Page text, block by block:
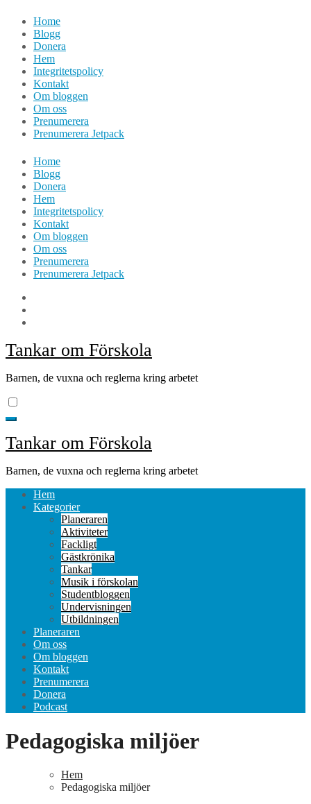
Hoppa
innehåll
Home
Blogg
Donera
Hem
Integritetspolicy
Kontakt
Om bloggen
Om oss
Prenumerera
Prenumerera Jetpack
Home
Blogg
Donera
Hem
Integritetspolicy
Kontakt
Om bloggen
Om oss
Prenumerera
Prenumerera Jetpack
Tankar om Förskola
Barnen, de vuxna och reglerna kring arbetet
Tankar om Förskola
Barnen, de vuxna och reglerna kring arbetet
Hem
Kategorier
Planeraren
Aktiviteter
Fackligt
Gästkrönika
Tankar
Musik i förskolan
Studentbloggen
Undervisningen
Utbildningen
Planeraren
Om oss
Om bloggen
Kontakt
Prenumerera
Donera
Podcast
Pedagogiska miljöer
Hem
Pedagogiska miljöer